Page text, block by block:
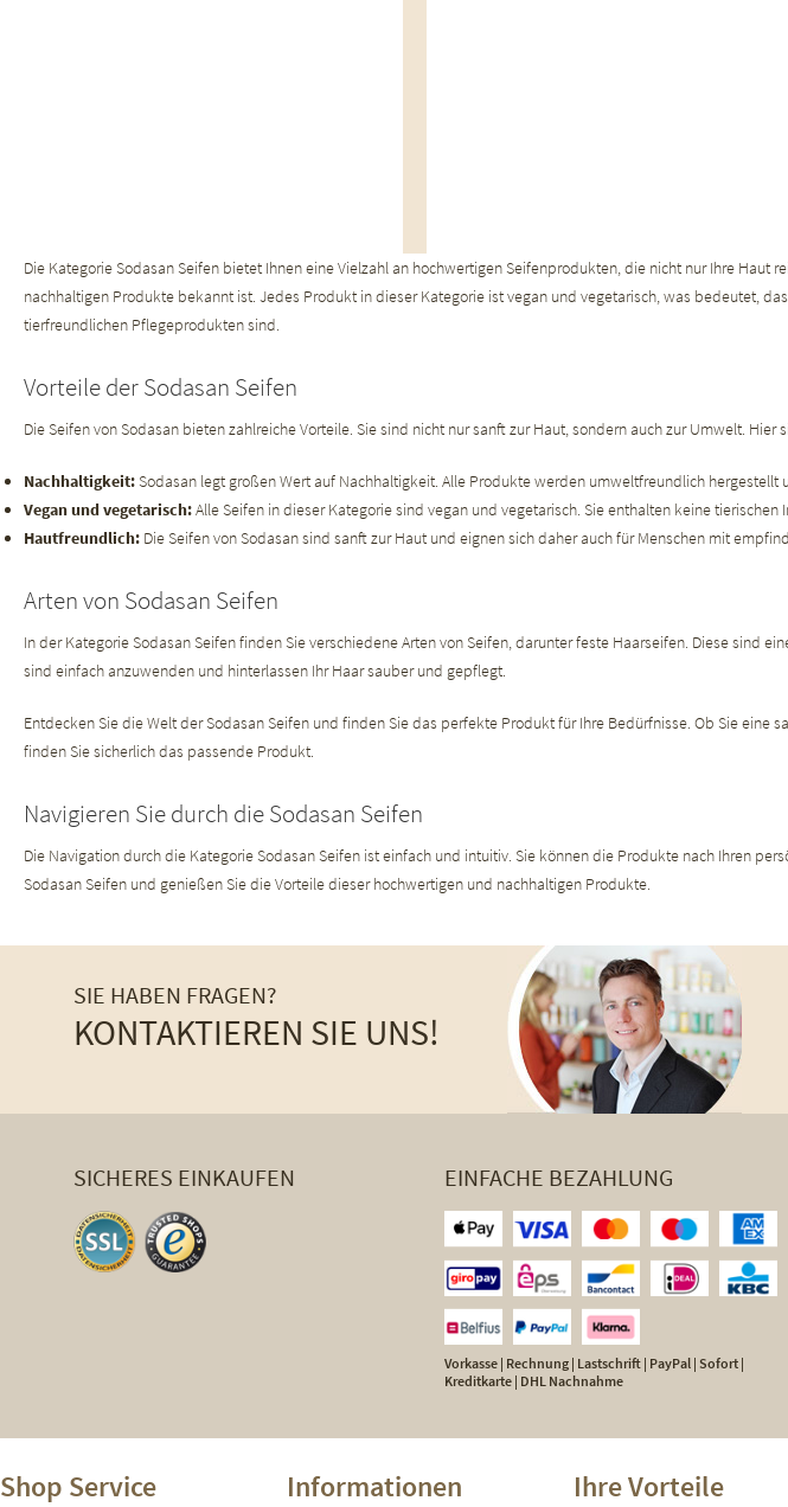
Die Kategorie Sodasan Seifen bietet Ihnen eine Vielzahl an hochwertigen Seifenprodukten, die nicht nur Ihre
nachhaltigen Produkte bekannt ist. Jedes Produkt in dieser Kategorie ist vegan und vegetarisch, was bedeutet,
tierfreundlichen Pflegeprodukten sind.
Vorteile der Sodasan Seifen
Die Seifen von Sodasan bieten zahlreiche Vorteile. Sie sind nicht nur sanft zur Haut, sondern auch zur Umwelt.
Nachhaltigkeit:Sodasan legt großen Wert auf Nachhaltigkeit. Alle Produkte werden umweltfreundlich hergestellt
Vegan und vegetarisch:Alle Seifen in dieser Kategorie sind vegan und vegetarisch. Sie enthalten keine
Hautfreundlich: Die Seifen von Sodasan sind sanft zur Haut und eignen sich daher auch für Menschen mit
Arten von Sodasan Seifen
In der Kategorie Sodasan Seifen finden Sie verschiedene Arten von Seifen, darunter feste Haarseifen. Diese sind
sind einfach anzuwenden und hinterlassen Ihr Haar sauber und gepflegt.
Entdecken Sie die Welt der Sodasan Seifen und finden Sie das perfekte Produkt für Ihre Bedürfnisse. Ob Sie
finden Sie sicherlich das passende Produkt.
Navigieren Sie durch die Sodasan Seifen
Die Navigation durch die Kategorie Sodasan Seifen ist einfach und intuitiv. Sie können die Produkte nach Ihren
Sodasan Seifen und genießen Sie die Vorteile dieser hochwertigen und nachhaltigen Produkte.
SIE HABEN FRAGEN?
KONTAKTIEREN SIE UNS!
SICHERES EINKAUFEN EINFACHE BEZAHLUNG
Vorkasse | Rechnung | Lastschrift | PayPal | Sofort |
Kreditkarte | DHL Nachnahme
Shop Service Informationen Ihre Vorteile